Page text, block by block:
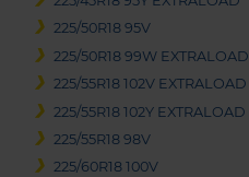
225/50R18 95V
225/50R18 99W EXTRALOAD
225/55R18 102V EXTRALOAD
225/55R18 102Y EXTRALOAD
225/55R18 98V
225/60R18 100V